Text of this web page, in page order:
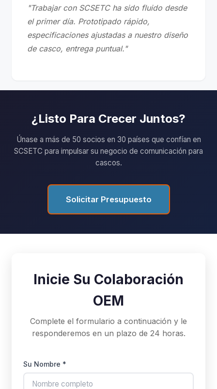
"Trabajar con SCSETC ha sido fluido desde
el primer día. Prototipado rápido,
especificaciones ajustadas a nuestro diseño
de casco, entrega puntual."
¿Listo Para Crecer Juntos?
Únase a más de 50 socios en 30 países que confían en
SCSETC para impulsar su negocio de comunicación para
cascos.
Solicitar Presupuesto
Inicie Su Colaboración
OEM
Complete el formulario a continuación y le
responderemos en un plazo de 24 horas.
Su Nombre *